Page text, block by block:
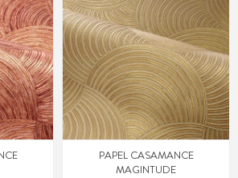
PAPEL CASAMANCE
MAGINTUDE